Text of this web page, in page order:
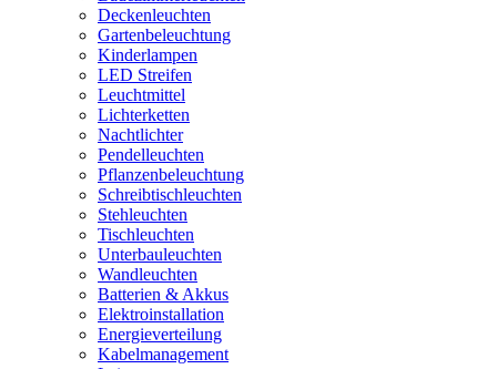
Deckenleuchten
Gartenbeleuchtung
Kinderlampen
LED Streifen
Leuchtmittel
Lichterketten
Nachtlichter
Pendelleuchten
Pflanzenbeleuchtung
Schreibtischleuchten
Stehleuchten
Tischleuchten
Unterbauleuchten
Wandleuchten
Batterien & Akkus
Elektroinstallation
Energieverteilung
Kabelmanagement